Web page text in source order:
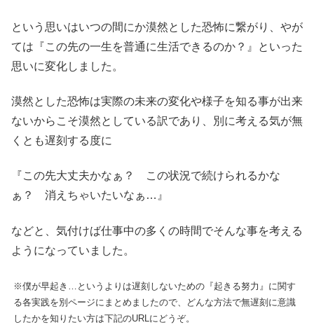
という思いはいつの間にか漠然とした恐怖に繋がり、やが
ては『この先の一生を普通に生活できるのか？』といった
思いに変化しました。
漠然とした恐怖は実際の未来の変化や様子を知る事が出来
ないからこそ漠然としている訳であり、別に考える気が無
くとも遅刻する度に
『この先大丈夫かなぁ？ この状況で続けられるかな
ぁ？ 消えちゃいたいなぁ…』
などと、気付けば仕事中の多くの時間でそんな事を考える
ようになっていました。
※僕が早起き…というよりは遅刻しないための『起きる努力』に関す
る各実践を別ページにまとめましたので、どんな方法で無遅刻に意識
したかを知りたい方は下記のURLにどうぞ。